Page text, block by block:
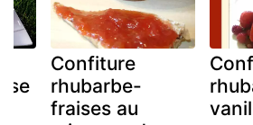
Confiture
rhubarbe-
fraises au